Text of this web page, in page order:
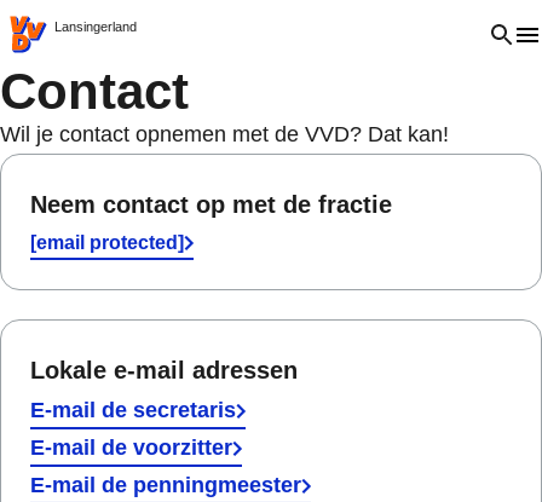
VVD.nl - Ga naar de homepage
Lansingerland Open
Contact
Wil je contact opnemen met de VVD? Dat kan!
Neem contact op met de fractie
[email protected]
Lokale e-mail adressen
E-mail de secretaris
E-mail de voorzitter
E-mail de penningmeester